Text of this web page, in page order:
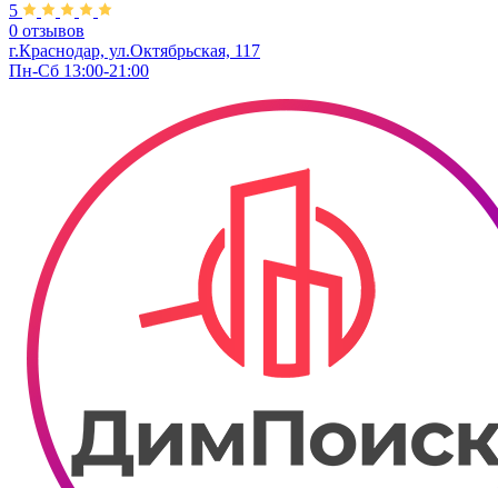
5
0 отзывов
г.Краснодар, ул.Октябрьская, 117
Пн-Сб 13:00-21:00